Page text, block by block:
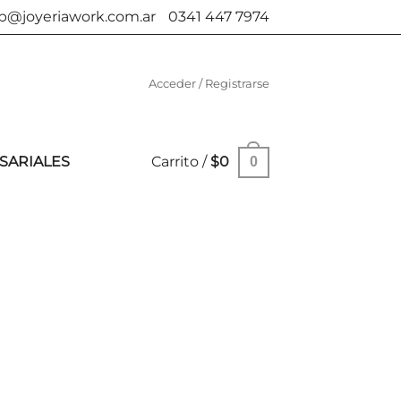
0341 447 7974
Acceder / Registrarse
Carrito /$0 0